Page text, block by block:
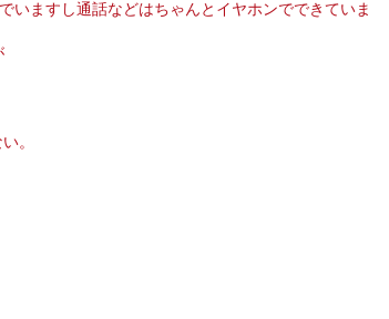
いますし通話などはちゃんとイヤホンでできていま
。